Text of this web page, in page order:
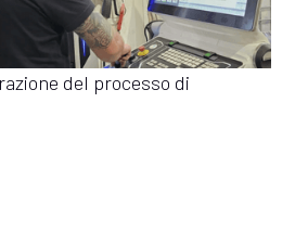
del processo di